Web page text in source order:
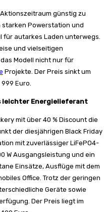
günstig zu
starken Powerstation und
für autarkes Laden unterwegs.
und vielseitigen
Modell nicht nur für
Projekte. Der Preis sinkt um
Euro.
leichter Energielieferant
mit über 40 % Discount die
der diesjährigen Black Friday
mit zuverlässiger LiFePO4-
W Ausgangsleistung und ein
Einsätze, Ausflüge mit dem
Office. Trotz der geringen
Geräte sowie
Der Preis liegt im